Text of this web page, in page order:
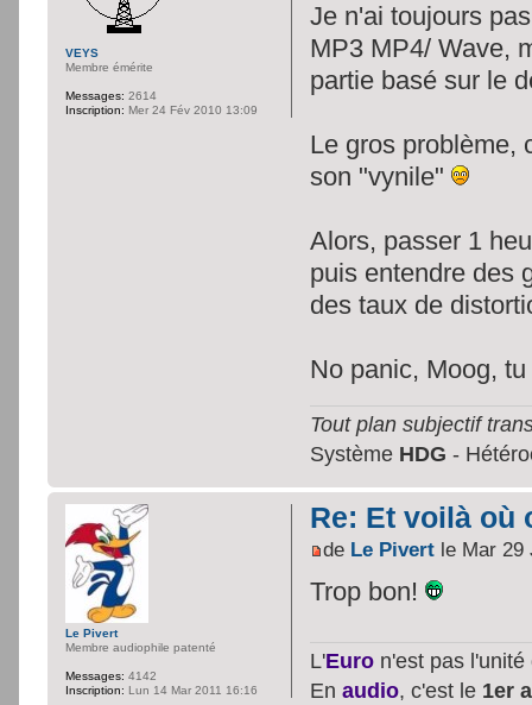
Je n'ai toujours
MP3 MP4/ Wave,
partie basé sur le
Le gros problème,
son "vynile"
Alors, passer 1
puis entendre des
des taux de
No panic, Moog,
Tout plan subjectif
Système HDG -
VEYS
Membre émérite
Messages: 2614
Inscription: Mer 24 Fév 2010 13:09
Re: Et voilà où
de Le Pivert le Mar 29
Trop bon!
L'Euro n'est pas
Enaudio, c'est le 1er
Le Pivert
Membre audiophile patenté
Messages: 4142
Inscription: Lun 14 Mar 2011 16:16